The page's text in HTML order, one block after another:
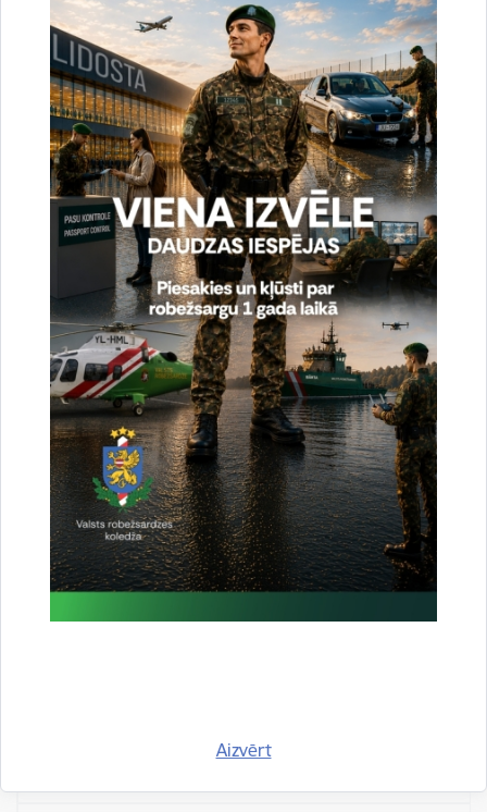
Aizvērt
Reģistrē unikālu ID, kas tiek izmantots
statistisko datu iegūšanai par to, kā
apmeklētājs izmanto vietni.
2 gadi
_gat
Statistikas sīkdatnes (nepieciešamas, lai
uzlabotu vietnes darbību un
pakalpojumus)
Izmanto Google Analytics, lai samazinātu
pieprasījuma līmeni.
1 minūte
_gid
Statistikas sīkdatnes (nepieciešamas, lai
uzlabotu vietnes darbību un
24 stundas